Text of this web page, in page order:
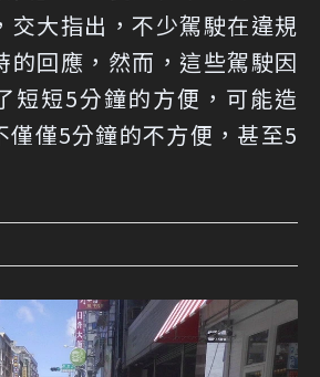
交大指出，不少駕駛在違規
的回應，然而，這些駕駛因
短短5分鐘的方便，可能造
僅僅5分鐘的不方便，甚至5